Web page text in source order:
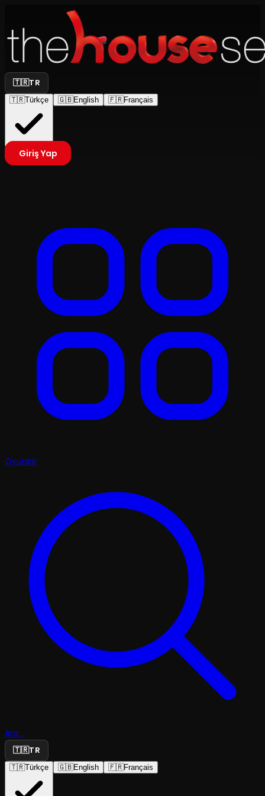
🇹🇷TR
🇹🇷Türkçe 🇬🇧English 🇫🇷Français
Giriş Yap
Oyunlar
Ara...
🇹🇷TR
🇹🇷Türkçe 🇬🇧English 🇫🇷Français